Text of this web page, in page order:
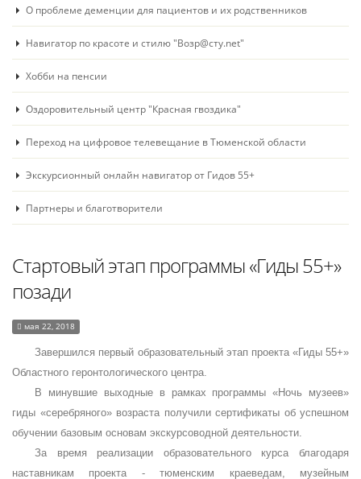
О проблеме деменции для пациентов и их родственников
Навигатор по красоте и стилю "Возр@сту.net"
Хобби на пенсии
Оздоровительный центр "Красная гвоздика"
Переход на цифровое телевещание в Тюменской области
Экскурсионный онлайн навигатор от Гидов 55+
Партнеры и благотворители
Стартовый этап программы «Гиды 55+»
позади
мая 22, 2018
Завершился первый образовательный этап проекта «Гиды 55+»
Областного геронтологического центра.
В минувшие выходные в рамках программы «Ночь музеев»
гиды «серебряного» возраста получили сертификаты об успешном
обучении базовым основам экскурсоводной деятельности.
За время реализации образовательного курса благодаря
наставникам проекта - тюменским краеведам, музейным